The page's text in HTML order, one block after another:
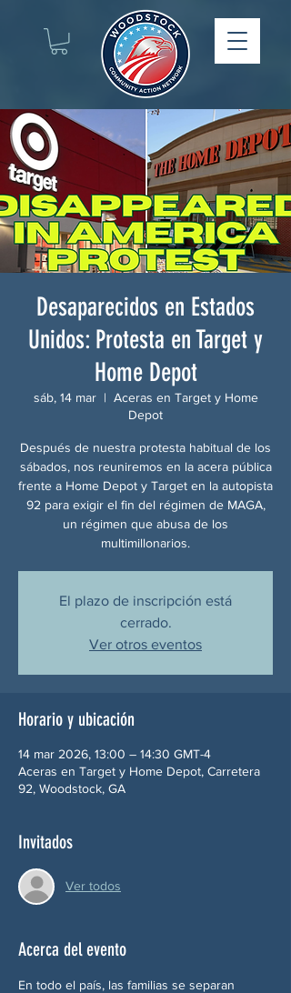
Desaparecidos en Estados
Unidos: Protesta en Target y
Home Depot
sáb, 14 mar
  |
Aceras en Target y Home
Depot
Después de nuestra protesta habitual de los
sábados, nos reuniremos en la acera pública
frente a Home Depot y Target en la autopista
92 para exigir el fin del régimen de MAGA,
un régimen que abusa de los
multimillonarios.
El plazo de inscripción está
cerrado.
Ver otros eventos
Horario y ubicación
14 mar 2026, 13:00 – 14:30 GMT-4
Aceras en Target y Home Depot, Carretera
92, Woodstock, GA
Invitados
Ver todos
Acerca del evento
En todo el país, las familias se separan